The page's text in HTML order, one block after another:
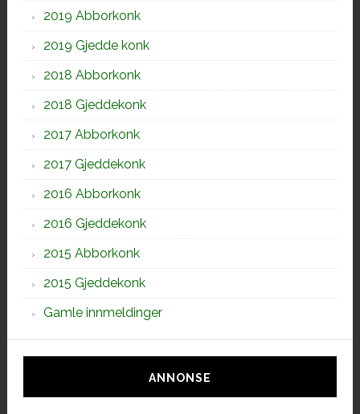
2019 Abborkonk
2019 Gjedde konk
2018 Abborkonk
2018 Gjeddekonk
2017 Abborkonk
2017 Gjeddekonk
2016 Abborkonk
2016 Gjeddekonk
2015 Abborkonk
2015 Gjeddekonk
Gamle innmeldinger
ANNONSE